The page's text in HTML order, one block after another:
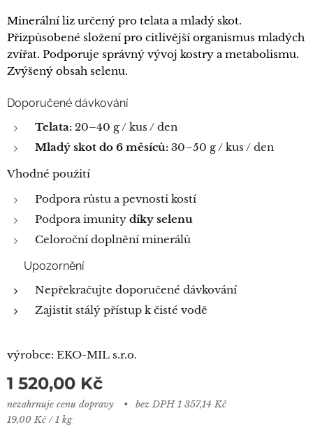
Minerální liz určený pro telata a mladý skot.
Přizpůsobené složení pro citlivější organismus mladých
zvířat. Podporuje správný vývoj kostry a metabolismu.
Zvýšený obsah selenu.
Doporučené dávkování
Telata: 20–40 g / kus / den
Mladý skot do 6 měsíců: 30–50 g / kus / den
Vhodné použití
Podpora růstu a pevnosti kostí
Podpora imunity díky selenu
Celoroční doplnění minerálů
⚠️ Upozornění
Nepřekračujte doporučené dávkování
Zajistit stálý přístup k čisté vodě
výrobce: EKO-MIL s.r.o.
1 520,00 Kč
nezahrnuje cenu dopravy
bez DPH 1 357,14 Kč
19,00 Kč / 1 kg